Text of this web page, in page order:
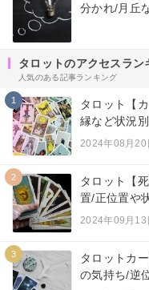
分かれ/月丘
タロットのアクセスラン
人気のある記事ランキング
1
タロット【
縁など状況
2024年08月20
2
タロット【
置/正位置や
2024年09月13
3
タロットカ
の気持ち/逆